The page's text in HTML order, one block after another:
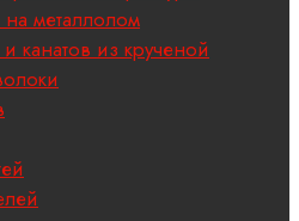
металлолом
канатов из крученой